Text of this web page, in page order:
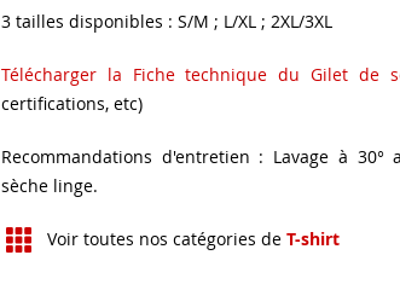
3 tailles disponibles : S/M ; L/XL ; 2XL/3XL
Télécharger la Fiche technique du Gilet de
certifications, etc)
Recommandations d'entretien : Lavage à
sèche linge.
Voir toutes nos catégories deT-shirt